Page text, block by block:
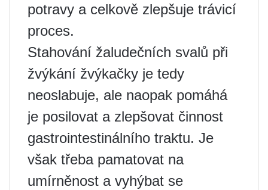
potravy a celkově zlepšuje trávicí
proces.
Stahování žaludečních svalů při
žvýkání žvýkačky je tedy
neoslabuje, ale naopak pomáhá
je posilovat a zlepšovat činnost
gastrointestinálního traktu. Je
však třeba pamatovat na
umírněnost a vyhýbat se